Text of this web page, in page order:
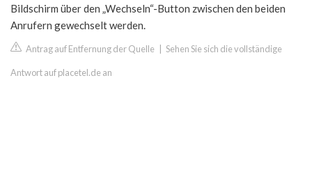
Bildschirm über den „Wechseln“-Button zwischen den beiden
Anrufern gewechselt werden.
Antrag auf Entfernung der Quelle Sehen Sie sich die vollständige
Antwort auf placetel.de an